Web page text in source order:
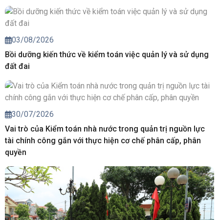
03/08/2026
Bồi dưỡng kiến thức về kiểm toán việc quản lý và sử dụng
đất đai
30/07/2026
Vai trò của Kiểm toán nhà nước trong quản trị nguồn lực
tài chính công gắn với thực hiện cơ chế phân cấp, phân
quyền